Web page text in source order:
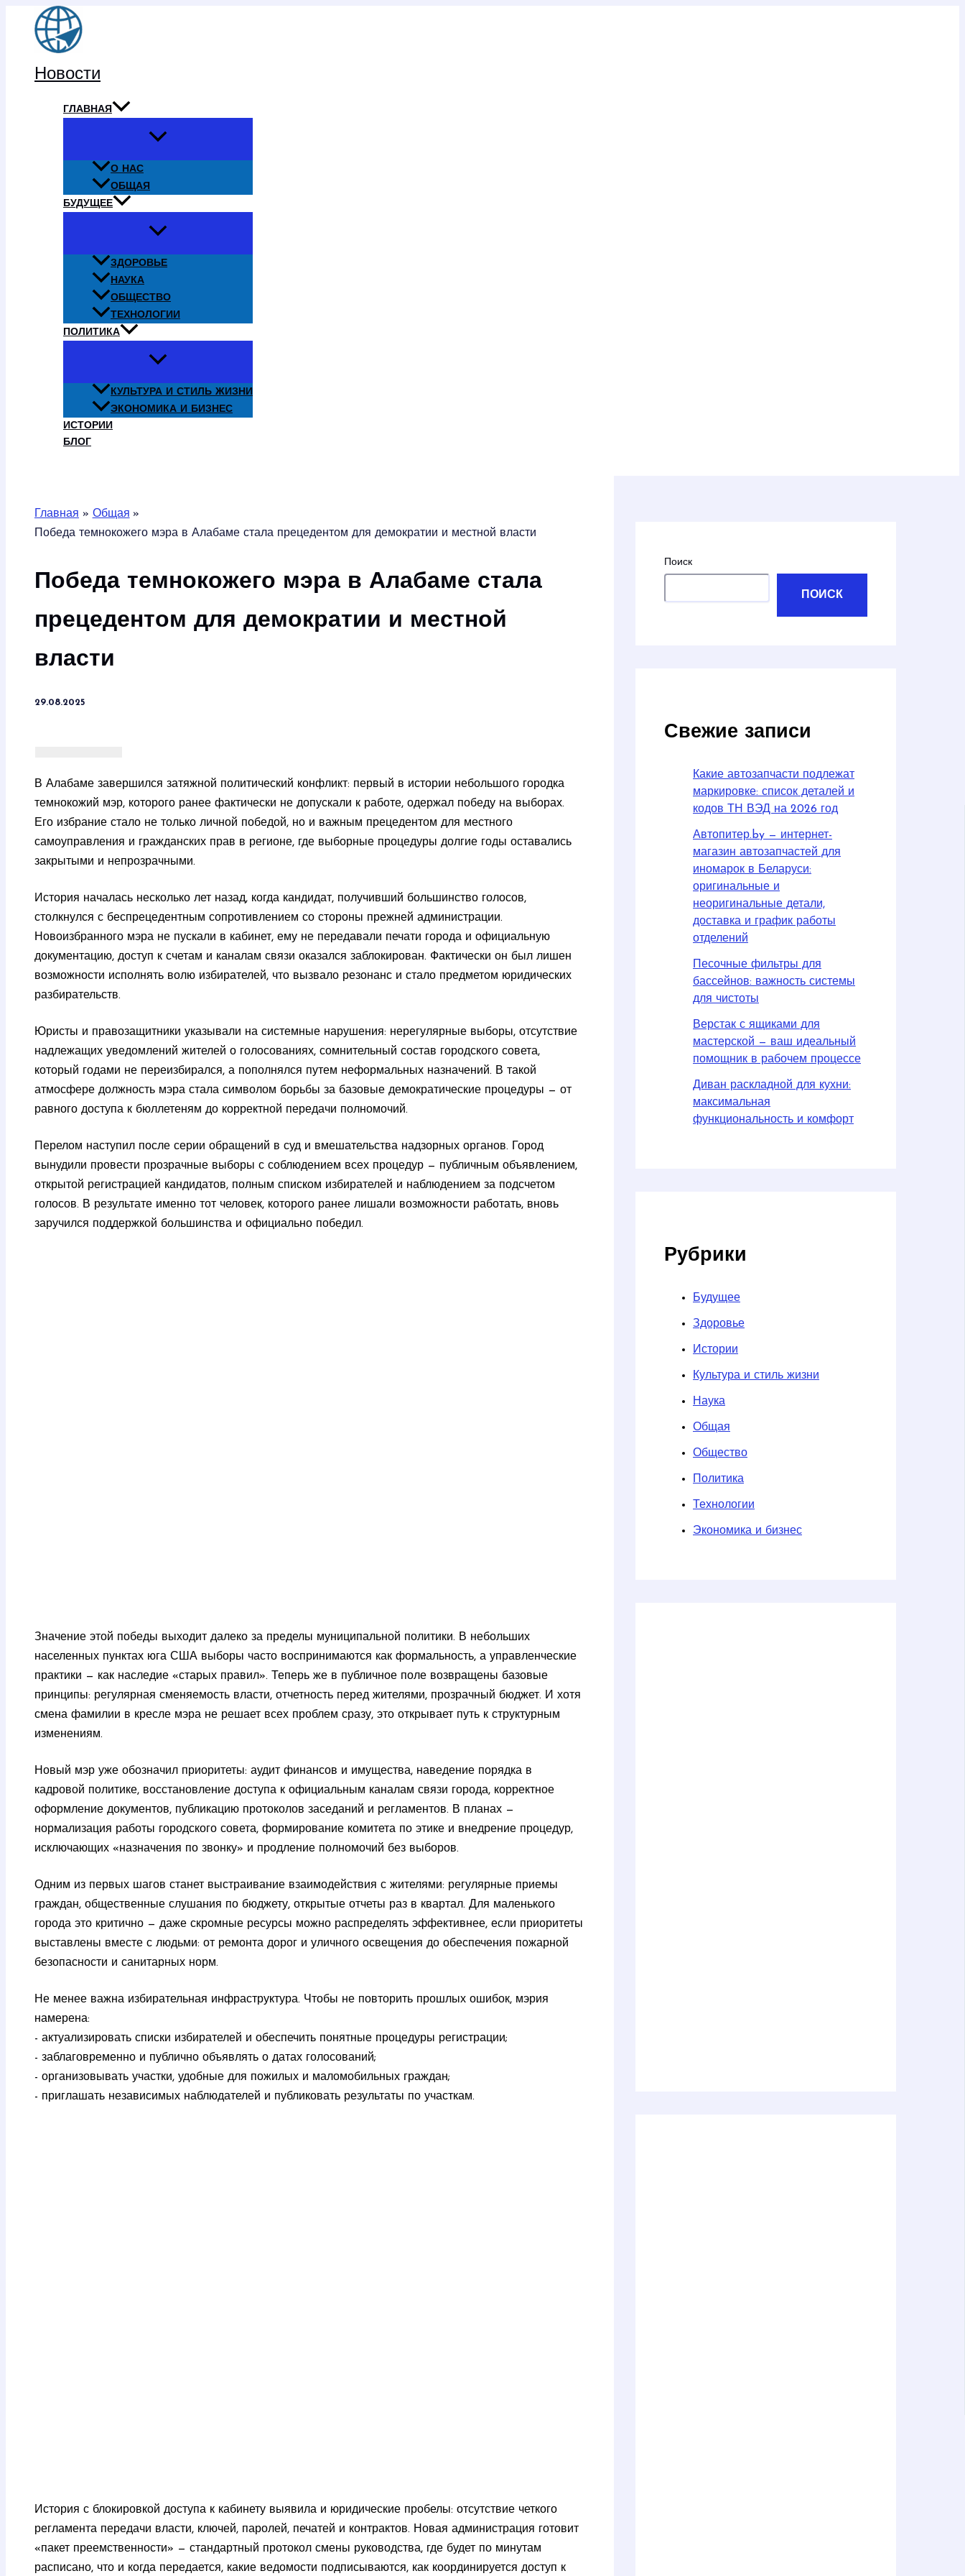
Перейти
содержимому
Новости
ГЛАВНАЯ
О НАС
ОБЩАЯ
БУДУЩЕЕ
ЗДОРОВЬЕ
НАУКА
ОБЩЕСТВО
ТЕХНОЛОГИИ
ПОЛИТИКА
КУЛЬТУРА И СТИЛЬ ЖИЗНИ
ЭКОНОМИКА И БИЗНЕС
ИСТОРИИ
БЛОГ
Главная
Общая
Победа темнокожего мэра в Алабаме стала прецедентом для демократии и местной власти
Победа темнокожего мэра в Алабаме стала
прецедентом для демократии и местной
власти
29.08.2025
В Алабаме завершился затяжной политический конфликт: первый в истории небольшого городка
темнокожий мэр, которого ранее фактически не допускали к работе, одержал победу на выборах.
Его избрание стало не только личной победой, но и важным прецедентом для местного
самоуправления и гражданских прав в регионе, где выборные процедуры долгие годы оставались
закрытыми и непрозрачными.
История началась несколько лет назад, когда кандидат, получивший большинство голосов,
столкнулся с беспрецедентным сопротивлением со стороны прежней администрации.
Новоизбранного мэра не пускали в кабинет, ему не передавали печати города и официальную
документацию, доступ к счетам и каналам связи оказался заблокирован. Фактически он был лишен
возможности исполнять волю избирателей, что вызвало резонанс и стало предметом юридических
разбирательств.
Юристы и правозащитники указывали на системные нарушения: нерегулярные выборы, отсутствие
надлежащих уведомлений жителей о голосованиях, сомнительный состав городского совета,
который годами не переизбирался, а пополнялся путем неформальных назначений. В такой
атмосфере должность мэра стала символом борьбы за базовые демократические процедуры — от
равного доступа к бюллетеням до корректной передачи полномочий.
Перелом наступил после серии обращений в суд и вмешательства надзорных органов. Город
вынудили провести прозрачные выборы с соблюдением всех процедур — публичным объявлением,
открытой регистрацией кандидатов, полным списком избирателей и наблюдением за подсчетом
голосов. В результате именно тот человек, которого ранее лишали возможности работать, вновь
заручился поддержкой большинства и официально победил.
Значение этой победы выходит далеко за пределы муниципальной политики. В небольших
населенных пунктах юга США выборы часто воспринимаются как формальность, а управленческие
практики — как наследие «старых правил». Теперь же в публичное поле возвращены базовые
принципы: регулярная сменяемость власти, отчетность перед жителями, прозрачный бюджет. И хотя
смена фамилии в кресле мэра не решает всех проблем сразу, это открывает путь к структурным
изменениям.
Новый мэр уже обозначил приоритеты: аудит финансов и имущества, наведение порядка в
кадровой политике, восстановление доступа к официальным каналам связи города, корректное
оформление документов, публикацию протоколов заседаний и регламентов. В планах —
нормализация работы городского совета, формирование комитета по этике и внедрение процедур,
исключающих «назначения по звонку» и продление полномочий без выборов.
Одним из первых шагов станет выстраивание взаимодействия с жителями: регулярные приемы
граждан, общественные слушания по бюджету, открытые отчеты раз в квартал. Для маленького
города это критично — даже скромные ресурсы можно распределять эффективнее, если приоритеты
выставлены вместе с людьми: от ремонта дорог и уличного освещения до обеспечения пожарной
безопасности и санитарных норм.
Не менее важна избирательная инфраструктура. Чтобы не повторить прошлых ошибок, мэрия
намерена:
- актуализировать списки избирателей и обеспечить понятные процедуры регистрации;
- заблаговременно и публично объявлять о датах голосований;
- организовывать участки, удобные для пожилых и маломобильных граждан;
- приглашать независимых наблюдателей и публиковать результаты по участкам.
История с блокировкой доступа к кабинету выявила и юридические пробелы: отсутствие четкого
регламента передачи власти, ключей, паролей, печатей и контрактов. Новая администрация готовит
«пакет преемственности» — стандартный протокол смены руководства, где будет по минутам
расписано, что и когда передается, какие ведомости подписываются, как координируется доступ к
Поиск
ПОИСК
Свежие записи
Какие автозапчасти подлежат
маркировке: список деталей и
кодов ТН ВЭД на 2026 год
Автопитер.by — интернет-
магазин автозапчастей для
иномарок в Беларуси:
оригинальные и
неоригинальные детали,
доставка и график работы
отделений
Песочные фильтры для
бассейнов: важность системы
для чистоты
Верстак с ящиками для
мастерской — ваш идеальный
помощник в рабочем процессе
Диван раскладной для кухни:
максимальная
функциональность и комфорт
Рубрики
Будущее
Здоровье
Истории
Культура и стиль жизни
Наука
Общая
Общество
Политика
Технологии
Экономика и бизнес